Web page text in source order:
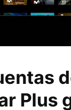
Plus